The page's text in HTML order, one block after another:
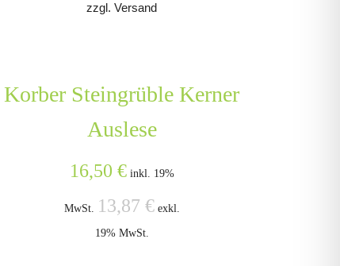
zzgl. Versand
Korber Steingrüble Kerner
Auslese
16,50 € inkl. 19%
MwSt. 13,87 €exkl.
19% MwSt.